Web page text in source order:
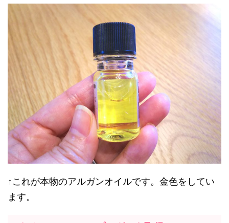
↑これが本物のアルガンオイルです。金色をしてい
ます。